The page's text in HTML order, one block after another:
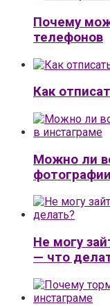
Почему
телефонов
Как
Можно ли
Не могу
— что